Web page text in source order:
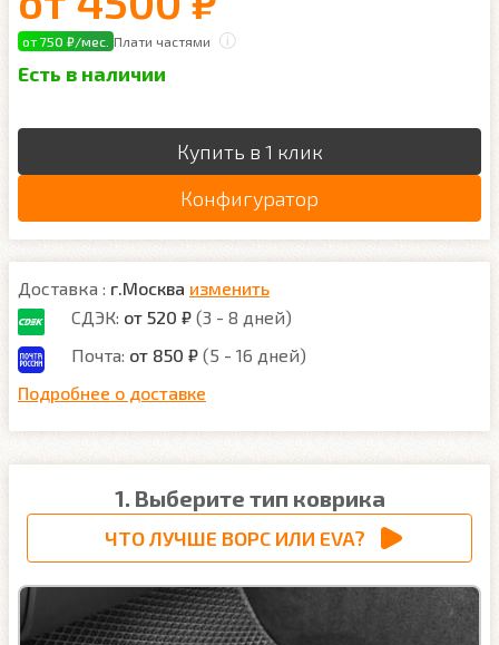
от 750 ₽/мес. Плати частями
Есть в наличии
Купить в 1 клик
Конфигуратор
Доставка : г.Москва изменить
СДЭК: от 520 ₽ (3 - 8 дней)
Почта: от 850 ₽ (5 - 16 дней)
Подробнее о доставке
1. Выберите тип коврика
ЧТО ЛУЧШЕ ВОРС ИЛИ EVA?